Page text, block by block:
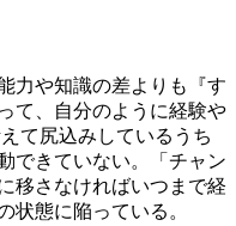
力や知識の差よりも『す
て、自分のように経験や
て尻込みしているうち
できていない。「チャン
移さなければいつまで経
状態に陥っている。